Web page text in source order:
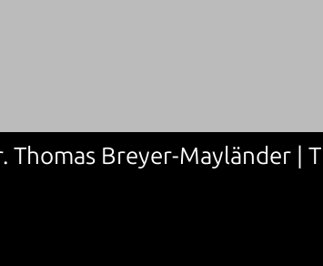
Thomas Breyer-Mayländer |